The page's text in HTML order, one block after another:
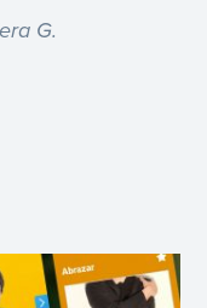
G.